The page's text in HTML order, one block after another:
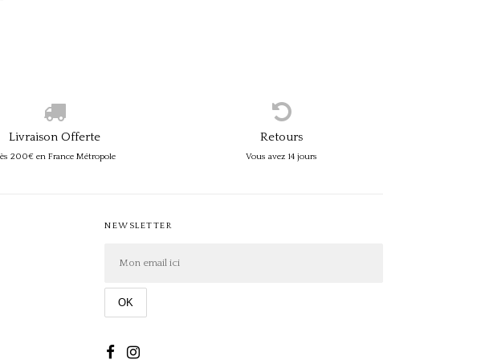
Livraison Offerte
200€ en France Métropole
Retours
Vous avez 14 jours
NEWSLETTER